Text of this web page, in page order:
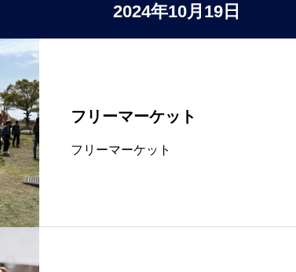
2024年10月19日
フリーマーケット
フリーマーケット